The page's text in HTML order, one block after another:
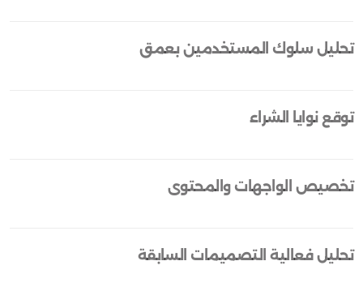
تحليل سلوك المستخدمين بعمق
توقع نوايا الشراء
تخصيص الواجهات والمحتوى
تحليل فعالية التصميمات السابقة